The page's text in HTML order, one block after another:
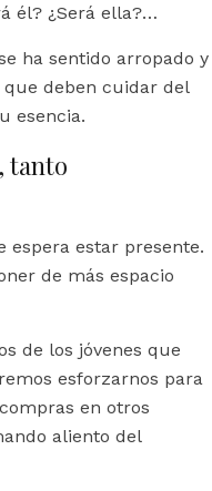
él? ¿Será ella?…
ha sentido arropado y
deben cuidar del
esencia.
tanto
espera estar presente.
de más espacio
de los jóvenes que
esforzarnos para
en otros
aliento del